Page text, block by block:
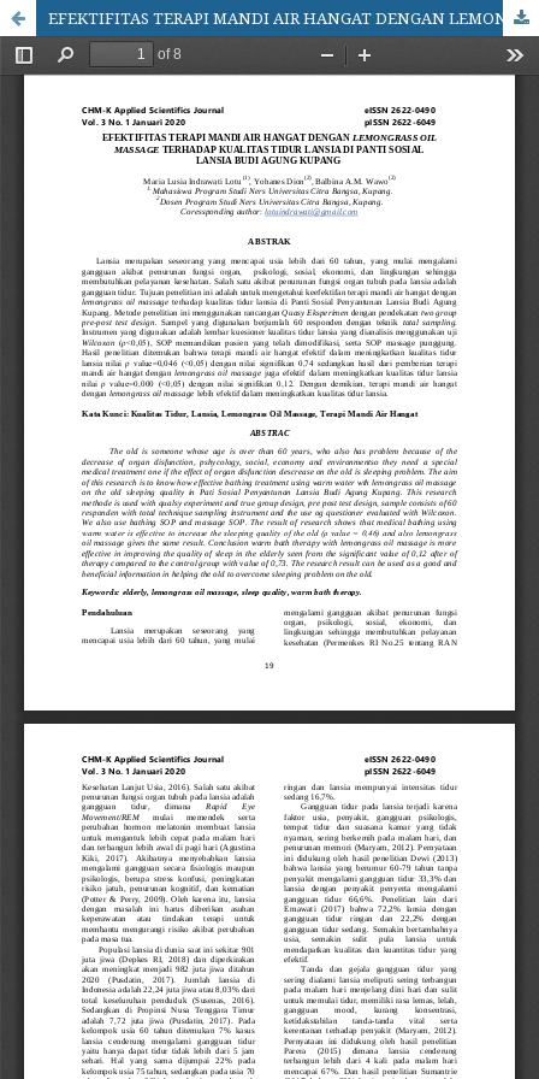
EFEKTIFITAS TERAPI MANDI AIR HANGAT DENGAN LEMONGRASS OIL MASSAGE TERHADAP KUALITAS TIDUR LANSIA DI PANTI SOSIAL LANSIA BUDI AGUNG KUPANG